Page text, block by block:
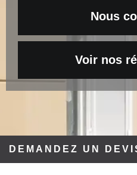
Nous
Voir nos
DEMANDEZ UN